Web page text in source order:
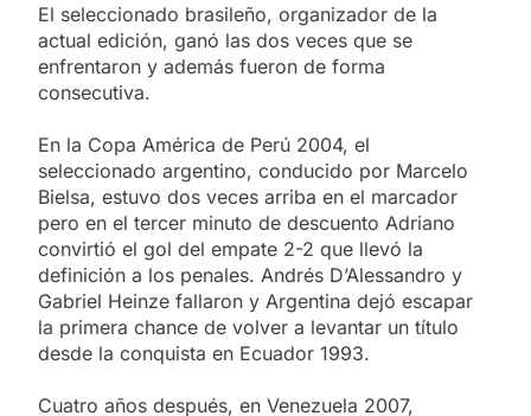
El seleccionado brasileño, organizador de la
actual edición, ganó las dos veces que se
enfrentaron y además fueron de forma
consecutiva.
En la Copa América de Perú 2004, el
seleccionado argentino, conducido por Marcelo
Bielsa, estuvo dos veces arriba en el marcador
pero en el tercer minuto de descuento Adriano
convirtió el gol del empate 2-2 que llevó la
definición a los penales. Andrés D’Alessandro y
Gabriel Heinze fallaron y Argentina dejó escapar
la primera chance de volver a levantar un título
desde la conquista en Ecuador 1993.
Cuatro años después, en Venezuela 2007,